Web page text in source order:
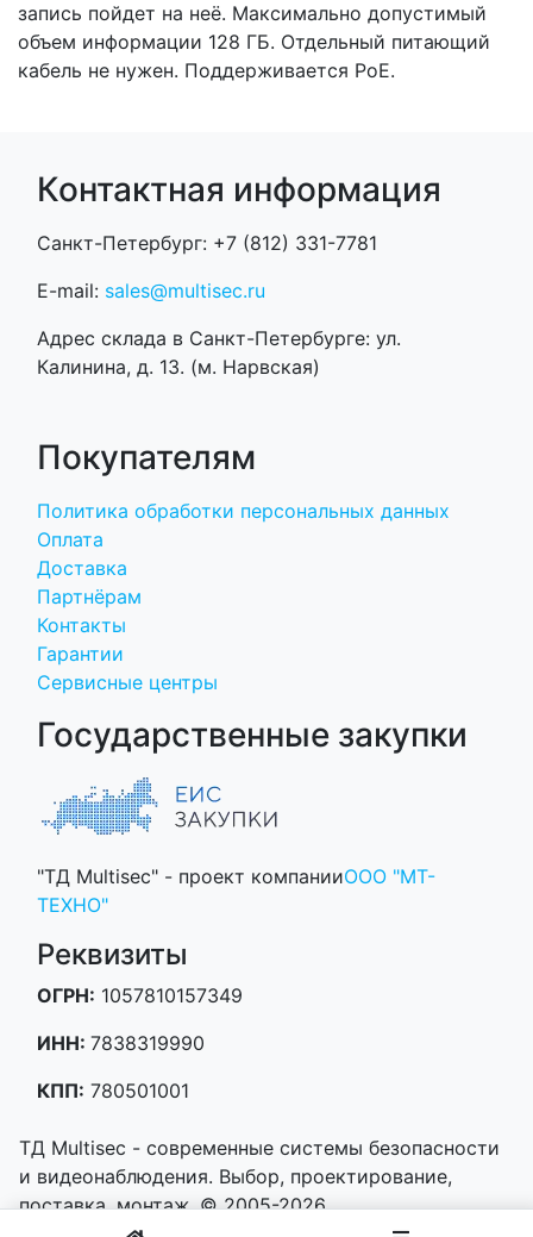
запись пойдет на неё. Максимально допустимый
объем информации 128 ГБ. Отдельный питающий
кабель не нужен. Поддерживается PoE.
Контактная информация
Санкт-Петербург: +7 (812) 331-7781
E-mail: sales@multisec.ru
Адрес склада в Санкт-Петербурге: ул.
Калинина, д. 13. (м. Нарвская)
Покупателям
Политика обработки персональных данных
Оплата
Доставка
Партнёрам
Контакты
Гарантии
Сервисные центры
Государственные закупки
"ТД Multisec" - проект компанииООО "МТ-
ТЕХНО"
Реквизиты
ОГРН: 1057810157349
ИНН: 7838319990
КПП: 780501001
ТД Multisec - современные системы безопасности
и видеонаблюдения. Выбор, проектирование,
поставка, монтаж. © 2005-2026